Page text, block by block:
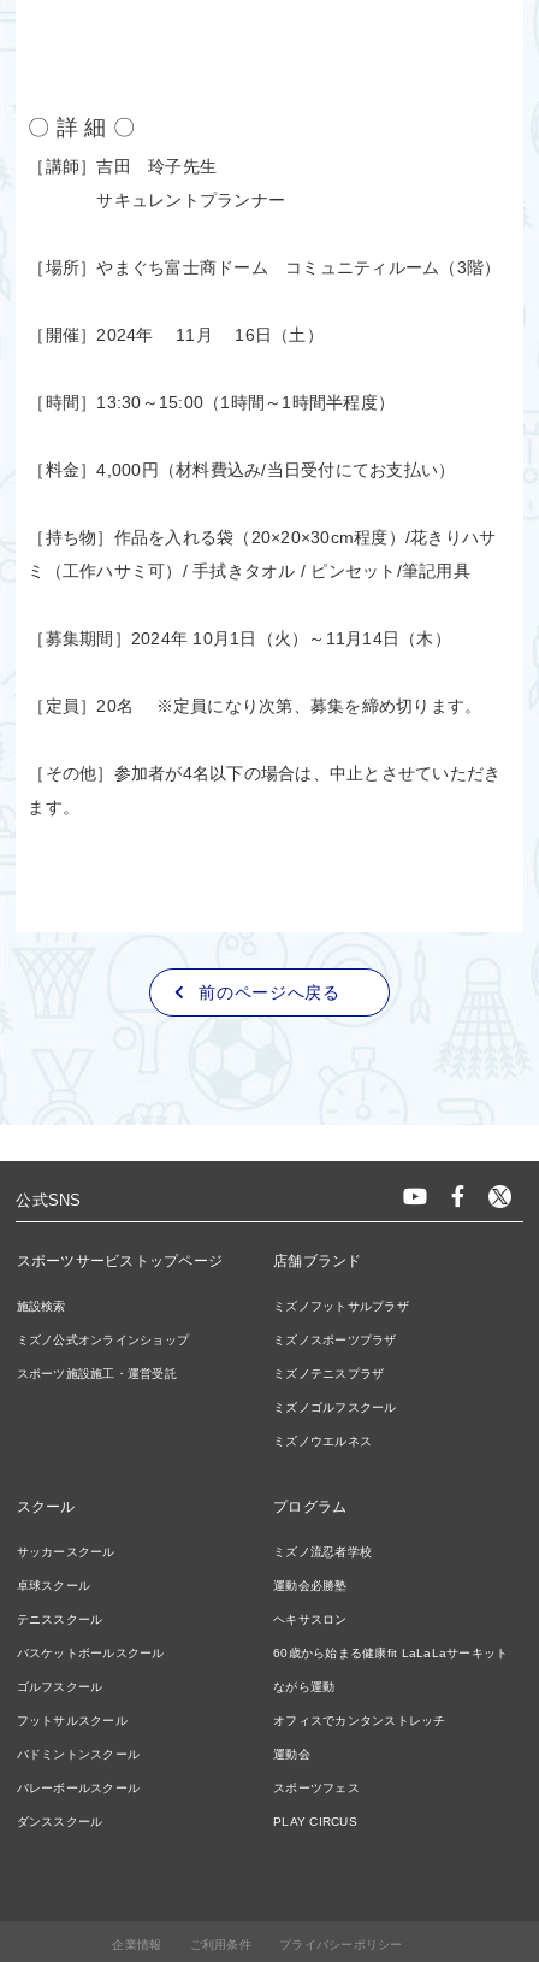
〇 詳 細 〇
［講師］吉田 玲子先生
サキュレントプランナー
［場所］やまぐち富士商ドーム コミュニティルーム（3階）
［開催］2024年 11月 16日（土）
［時間］13:30～15:00（1時間～1時間半程度）
［料金］4,000円（材料費込み/当日受付にてお支払い）
［持ち物］作品を入れる袋（20×20×30cm程度）/花きりハサ
ミ（工作ハサミ可）/ 手拭きタオル / ピンセット/筆記用具
［募集期間］2024年 10月1日（火）～11月14日（木）
［定員］20名 ※定員になり次第、募集を締め切ります。
［その他］参加者が4名以下の場合は、中止とさせていただき
ます。
前のページへ戻る
公式SNS
スポーツサービストップページ
施設検索
ミズノ公式オンラインショップ
スポーツ施設施工・運営受託
店舗ブランド
ミズノフットサルプラザ
ミズノスポーツプラザ
ミズノテニスプラザ
ミズノゴルフスクール
ミズノウエルネス
スクール
サッカースクール
卓球スクール
テニススクール
バスケットボールスクール
ゴルフスクール
フットサルスクール
バドミントンスクール
バレーボールスクール
ダンススクール
プログラム
ミズノ流忍者学校
運動会必勝塾
ヘキサスロン
60歳から始まる健康fit LaLaLaサーキット
ながら運動
オフィスでカンタンストレッチ
運動会
スポーツフェス
PLAY CIRCUS
企業情報 ご利用条件 プライバシーポリシー